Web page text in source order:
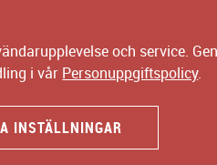
och service.
i vår Personuppgiftspolicy.
INSTÄLLNINGAR